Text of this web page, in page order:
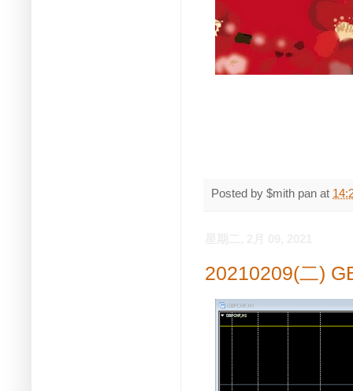
Posted by $mith pan at
20210209(二)